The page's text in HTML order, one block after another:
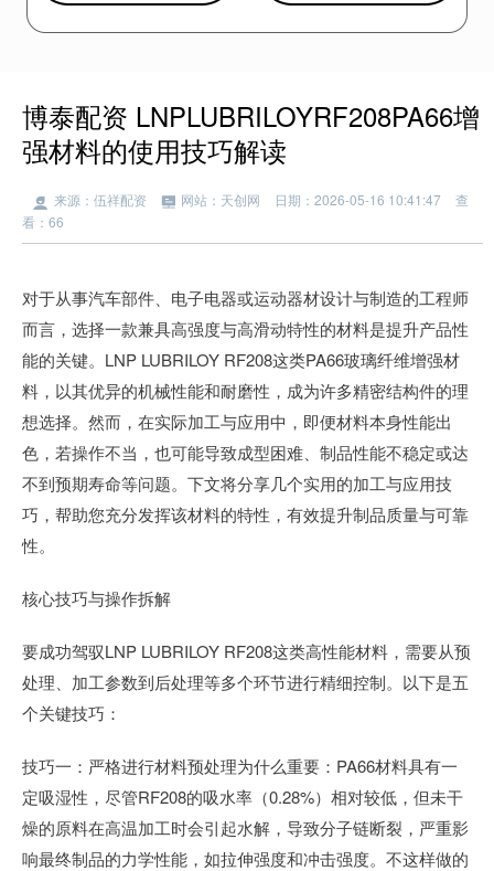
博泰配资 LNPLUBRILOYRF208PA66增
强材料的使用技巧解读
来源：伍祥配资 网站：天创网 日期：2026-05-16 10:41:47
查
看：66
对于从事汽车部件、电子电器或运动器材设计与制造的工程师
而言，选择一款兼具高强度与高滑动特性的材料是提升产品性
能的关键。LNP LUBRILOY RF208这类PA66玻璃纤维增强材
料，以其优异的机械性能和耐磨性，成为许多精密结构件的理
想选择。然而，在实际加工与应用中，即便材料本身性能出
色，若操作不当，也可能导致成型困难、制品性能不稳定或达
不到预期寿命等问题。下文将分享几个实用的加工与应用技
巧，帮助您充分发挥该材料的特性，有效提升制品质量与可靠
性。
核心技巧与操作拆解
要成功驾驭LNP LUBRILOY RF208这类高性能材料，需要从预
处理、加工参数到后处理等多个环节进行精细控制。以下是五
个关键技巧：
技巧一：严格进行材料预处理为什么重要：PA66材料具有一
定吸湿性，尽管RF208的吸水率（0.28%）相对较低，但未干
燥的原料在高温加工时会引起水解，导致分子链断裂，严重影
响最终制品的力学性能，如拉伸强度和冲击强度。不这样做的